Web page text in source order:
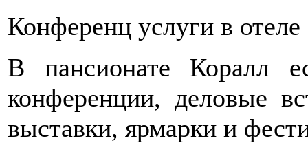
Конференц услуги в отеле
В пансионате Коралл
конференции, деловые
выставки, ярмарки и